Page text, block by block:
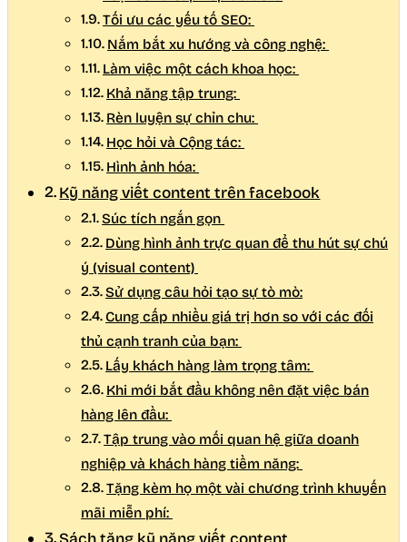
Tối ưu các yếu tố SEO:
Nắm bắt xu hướng và công nghệ:
Làm việc một cách khoa học:
Khả năng tập trung:
Rèn luyện sự chỉn chu:
Học hỏi và Cộng tác:
Hình ảnh hóa:
Kỹ năng viết content trên facebook
Súc tích ngắn gọn
Dùng hình ảnh trực quan để thu hút sự chú
ý (visual content)
Sử dụng câu hỏi tạo sự tò mò:
Cung cấp nhiều giá trị hơn so với các đối
thủ cạnh tranh của bạn:
Lấy khách hàng làm trọng tâm:
Khi mới bắt đầu không nên đặt việc bán
hàng lên đầu:
Tập trung vào mối quan hệ giữa doanh
nghiệp và khách hàng tiềm năng:
Tặng kèm họ một vài chương trình khuyến
mãi miễn phí: